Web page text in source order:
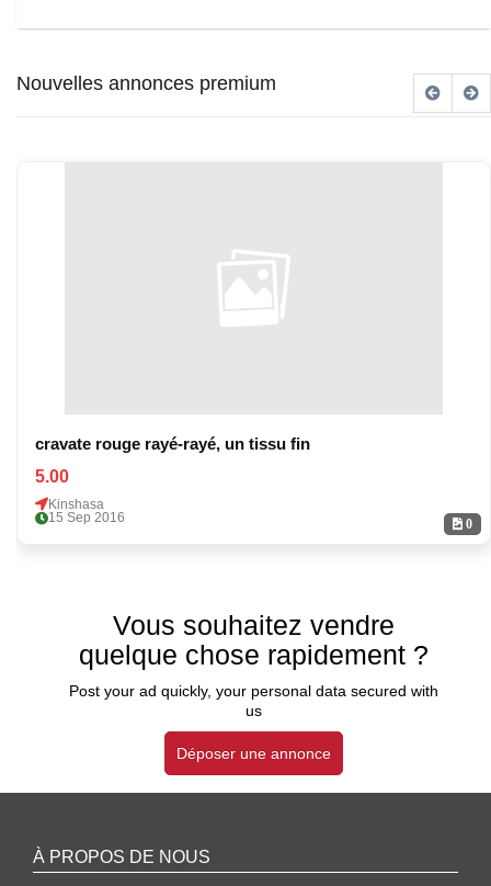
Nouvelles annonces premium
0
cravate rouge rayé-rayé, un tissu fin
5.00
Kinshasa
15 Sep 2016
Vous souhaitez vendre
quelque chose rapidement ?
Post your ad quickly, your personal data secured with
us
Déposer une annonce
À PROPOS DE NOUS